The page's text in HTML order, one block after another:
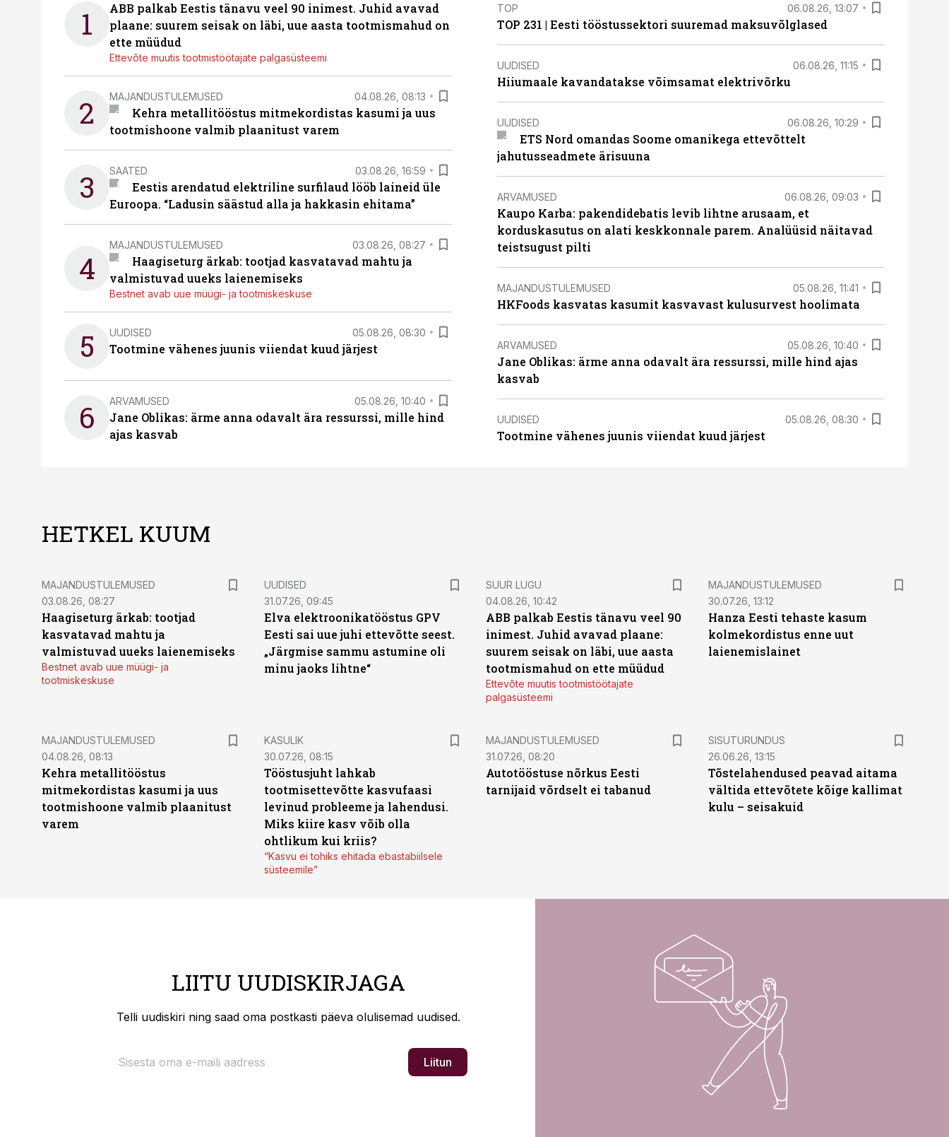
1
ABB palkab Eestis tänavu veel 90 inimest. Juhid avavad
plaane: suurem seisak on läbi, uue aasta tootmismahud on
ette müüdud
Ettevõte muutis tootmistöötajate palgasüsteemi
2 MAJANDUSTULEMUSED 04.08.26, 08:13
Kehra metallitööstus mitmekordistas kasumi ja uus
tootmishoone valmib plaanitust varem
3 SAATED 03.08.26, 16:59
Eestis arendatud elektriline surfilaud lööb laineid üle
Euroopa. “Ladusin säästud alla ja hakkasin ehitama”
4
MAJANDUSTULEMUSED 03.08.26, 08:27
Haagiseturg ärkab: tootjad kasvatavad mahtu ja
valmistuvad uueks laienemiseks
Bestnet avab uue müügi- ja tootmiskeskuse
5 UUDISED 05.08.26, 08:30
Tootmine vähenes juunis viiendat kuud järjest
6 ARVAMUSED 05.08.26, 10:40
Jane Oblikas: ärme anna odavalt ära ressurssi, mille hind
ajas kasvab
TOP 06.08.26, 13:07
TOP 231 | Eesti tööstussektori suuremad maksuvõlglased
UUDISED 06.08.26, 11:15
Hiiumaale kavandatakse võimsamat elektrivõrku
UUDISED 06.08.26, 10:29
ETS Nord omandas Soome omanikega ettevõttelt
jahutusseadmete ärisuuna
ARVAMUSED 06.08.26, 09:03
Kaupo Karba: pakendidebatis levib lihtne arusaam, et
korduskasutus on alati keskkonnale parem. Analüüsid näitavad
teistsugust pilti
MAJANDUSTULEMUSED 05.08.26, 11:41
HKFoods kasvatas kasumit kasvavast kulusurvest hoolimata
ARVAMUSED 05.08.26, 10:40
Jane Oblikas: ärme anna odavalt ära ressurssi, mille hind ajas
kasvab
UUDISED 05.08.26, 08:30
Tootmine vähenes juunis viiendat kuud järjest
HETKEL KUUM
MAJANDUSTULEMUSED
03.08.26, 08:27
Haagiseturg ärkab: tootjad
kasvatavad mahtu ja
valmistuvad uueks laienemiseks
Bestnet avab uue müügi- ja
tootmiskeskuse
UUDISED
31.07.26, 09:45
Elva elektroonikatööstus GPV
Eesti sai uue juhi ettevõtte seest.
„Järgmise sammu astumine oli
minu jaoks lihtne“
SUUR LUGU
04.08.26, 10:42
ABB palkab Eestis tänavu veel 90
inimest. Juhid avavad plaane:
suurem seisak on läbi, uue aasta
tootmismahud on ette müüdud
Ettevõte muutis tootmistöötajate
palgasüsteemi
MAJANDUSTULEMUSED
30.07.26, 13:12
Hanza Eesti tehaste kasum
kolmekordistus enne uut
laienemislainet
MAJANDUSTULEMUSED
04.08.26, 08:13
Kehra metallitööstus
mitmekordistas kasumi ja uus
tootmishoone valmib plaanitust
varem
KASULIK
30.07.26, 08:15
Tööstusjuht lahkab
tootmisettevõtte kasvufaasi
levinud probleeme ja lahendusi.
Miks kiire kasv võib olla
ohtlikum kui kriis?
“Kasvu ei tohiks ehitada ebastabiilsele
süsteemile”
MAJANDUSTULEMUSED
31.07.26, 08:20
Autotööstuse nõrkus Eesti
tarnijaid võrdselt ei tabanud
ST
SISUTURUNDUS
26.06.26, 13:15
Tõstelahendused peavad aitama
vältida ettevõtete kõige kallimat
kulu – seisakuid
LIITU UUDISKIRJAGA
Telli uudiskiri ning saad oma postkasti päeva olulisemad uudised.
Liitun